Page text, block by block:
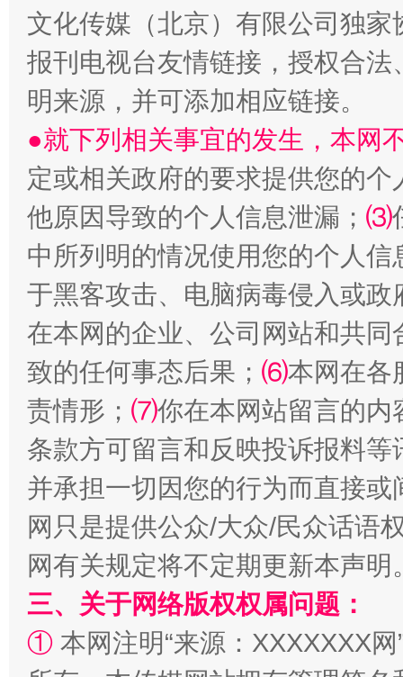
全民健身五年计划来了！等你上场
阿坝州三大球赛在茂县开幕 规模
国家大学科技园优化重塑工作
文化传媒（北京）有限公司独
报刊电视台友情链接，授权合
明来源，并可添加相应链接。
●就下列相关事宜的发生，本网
定或相关政府的要求提供您的个
他原因导致的个人信息泄漏； ⑶
中所列明的情况使用您的个人
于黑客攻击、电脑病毒侵入或
在本网的企业、公司网站和共
致的任何事态后果； ⑹本网在各
责情形； ⑺你在本网站留言的内
条款方可留言和反映投诉报料
并承担一切因您的行为而直接
网只是提供公众/大众/民众话语
网有关规定将不定期更新本声明
三、关于网络版权权属问题：
① 本网注明“来源：XXXXXXX